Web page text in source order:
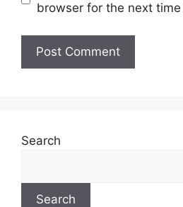
browser for the next
Search
Search